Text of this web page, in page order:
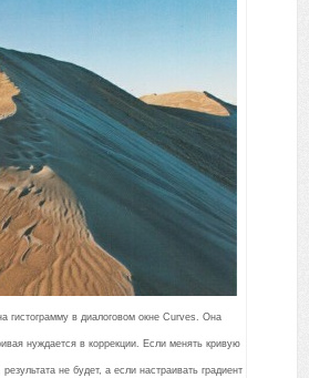
гистограмму в диалоговом окне Curves. Она
нуждается в коррекции. Если менять кривую
не будет, а если настраивать градиент